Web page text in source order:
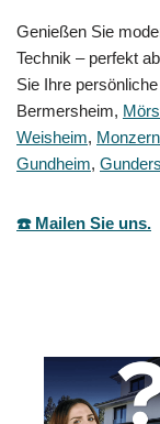
Genießen Sie
Technik – perfekt
Sie Ihre
Bermersheim,
Weisheim,
Gundheim,
☎️ Mailen Sie uns.